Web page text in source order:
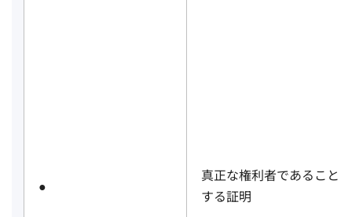
●
真正な権利者であること
する証明